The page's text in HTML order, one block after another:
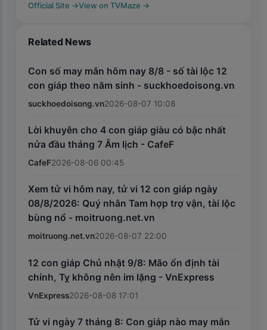
Official Site →View on TVMaze →
Related News
Con số may mắn hôm nay 8/8 - số tài lộc 12
con giáp theo năm sinh - suckhoedoisong.vn
suckhoedoisong.vn2026-08-07 10:08
Lời khuyên cho 4 con giáp giàu có bậc nhất
nửa đầu tháng 7 Âm lịch - CafeF
CafeF2026-08-06 00:45
Xem tử vi hôm nay, tử vi 12 con giáp ngày
08/8/2026: Quý nhân Tam hợp trợ vận, tài lộc
bùng nổ - moitruong.net.vn
moitruong.net.vn2026-08-07 22:00
12 con giáp Chủ nhật 9/8: Mão ổn định tài
chính, Tỵ không nên im lặng - VnExpress
VnExpress2026-08-08 17:01
Tử vi ngày 7 tháng 8: Con giáp nào may mắn